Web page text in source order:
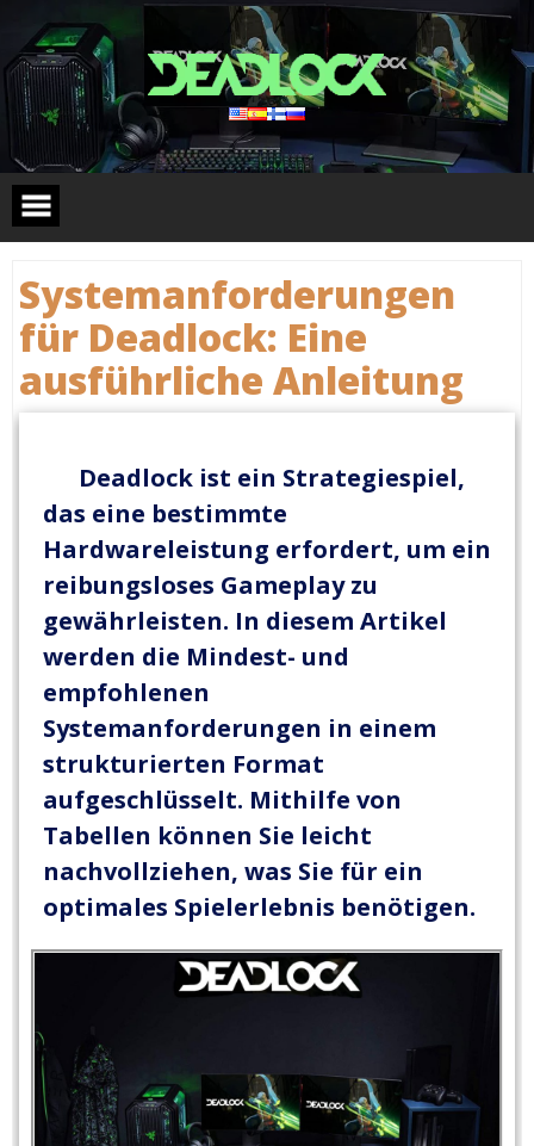
content
Systemanforderungen
für Deadlock: Eine
ausführliche Anleitung
Deadlock ist ein Strategiespiel,
das eine bestimmte
Hardwareleistung erfordert, um ein
reibungsloses Gameplay zu
gewährleisten. In diesem Artikel
werden die Mindest- und
empfohlenen
Systemanforderungen in einem
strukturierten Format
aufgeschlüsselt. Mithilfe von
Tabellen können Sie leicht
nachvollziehen, was Sie für ein
optimales Spielerlebnis benötigen.